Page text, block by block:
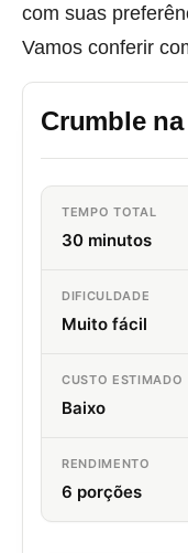
com suas
Vamos conferir
Crumble
TEMPO TOTAL
30 minutos
DIFICULDADE
Muito fácil
CUSTO ESTIMADO
Baixo
RENDIMENTO
6 porções